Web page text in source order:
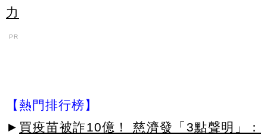
力
PR
【熱門排行榜】
► 買疫苗被詐10億！ 慈濟發「3點聲明」：